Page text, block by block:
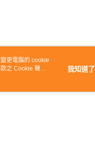
更電腦的 cookie
之 Cookie 聲明
我知道了